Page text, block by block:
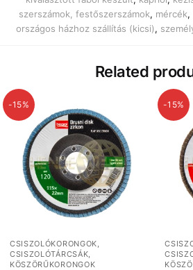
szerszámok, festőszerszámok, mércék,
országos házhoz szállítás (kicsi),
Related
-15%
CSISZOLÓKORONGOK,
CSISZOLÓTÁRCSÁK,
KÖSZÖRŰKORONGOK
-15%